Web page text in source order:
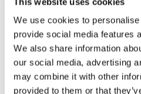
We use cookies to
provide social media features
We also share information
our social media, advertising
may combine it with other
provided to them or that
rapporti tra
regresso
La sentenza n. 16835 del
Corte di Cassazione offre
su un tema di grande